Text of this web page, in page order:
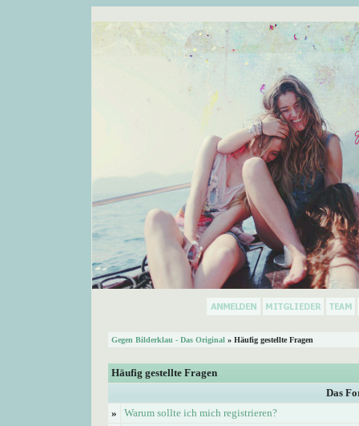
Gegen Bilderklau - Das Original » Häufig gestellte Fragen
Häufig gestellte Fragen
Das
»
Warum sollte ich mich registrieren?